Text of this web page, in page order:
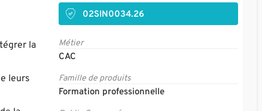
la
leurs
02SIN0034.26
Métier
CAC
Famille de produits
Formation professionnelle